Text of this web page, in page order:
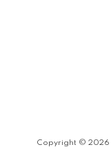
Copyright © 2026